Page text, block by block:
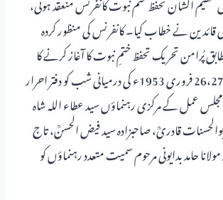
نے خطاب کیا۔ کانفرنس کی منظور کردہ
پُرامن تحریک تحفظ ختمِ نبوت کا آغاز کرنے کا
اعلان کر دیا گیا، مگر 26،27 فروری 1953ء کی درمیانی شب کو دفتر احرار
مجلس عمل کے مرکزی رہنماؤں سید عطاء اللہ شاہ
قادریؒ، صاحبزادہ سید فیض الحسنؒ، تاج
حامد بدایونی مرحوم سمیت متعدد رہنماؤں کو